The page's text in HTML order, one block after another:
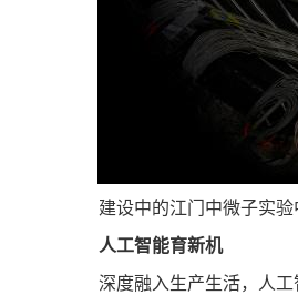
建设中的江门中微子实验
人工智能育新机
深度融入生产生活，人工